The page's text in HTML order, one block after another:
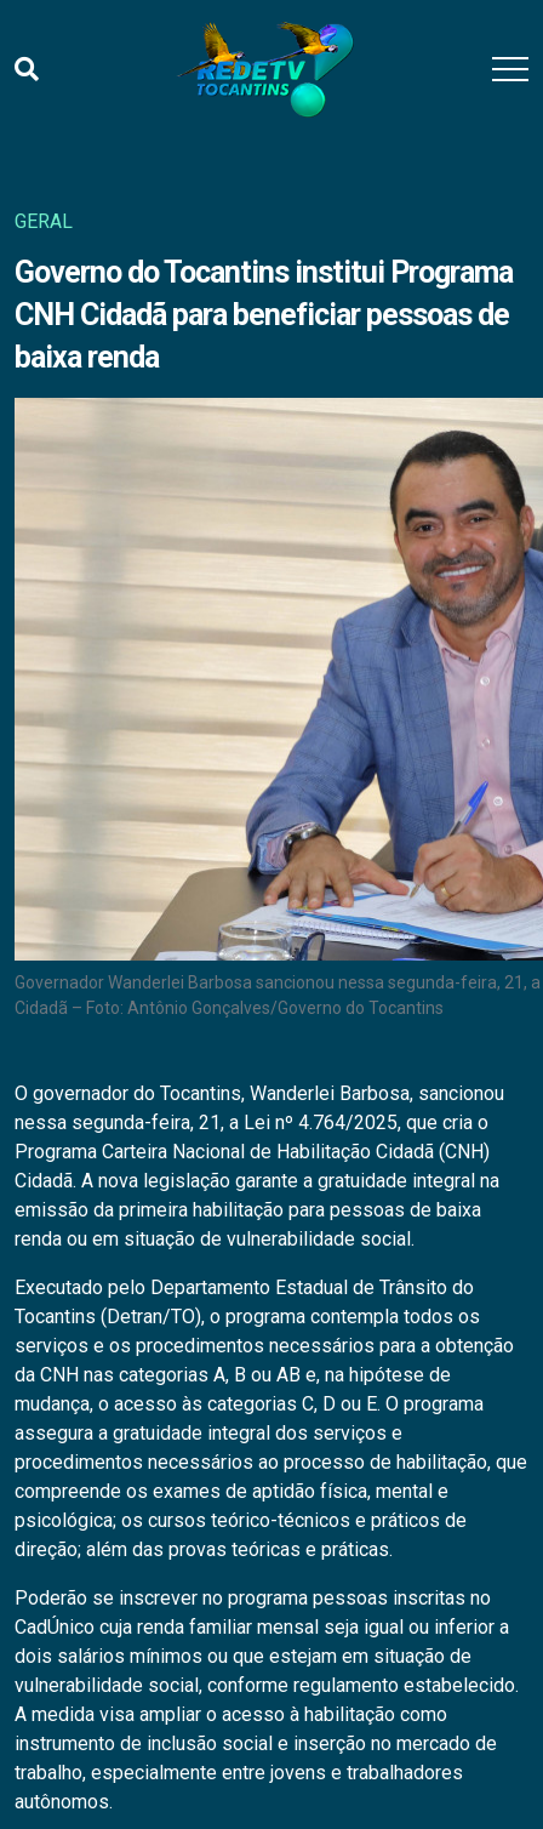
GERAL
Governo do Tocantins institui Programa
CNH Cidadã para beneficiar pessoas de
baixa renda
Governador Wanderlei Barbosa sancionou nessa segunda-feira, 21,
Cidadã – Foto: Antônio Gonçalves/Governo do Tocantins
O governador do Tocantins, Wanderlei Barbosa, sancionou
nessa segunda-feira, 21, a Lei nº 4.764/2025, que cria o
Programa Carteira Nacional de Habilitação Cidadã (CNH)
Cidadã. A nova legislação garante a gratuidade integral na
emissão da primeira habilitação para pessoas de baixa
renda ou em situação de vulnerabilidade social.
Executado pelo Departamento Estadual de Trânsito do
Tocantins (Detran/TO), o programa contempla todos os
serviços e os procedimentos necessários para a obtenção
da CNH nas categorias A, B ou AB e, na hipótese de
mudança, o acesso às categorias C, D ou E. O programa
assegura a gratuidade integral dos serviços e
procedimentos necessários ao processo de habilitação, que
compreende os exames de aptidão física, mental e
psicológica; os cursos teórico-técnicos e práticos de
direção; além das provas teóricas e práticas.
Poderão se inscrever no programa pessoas inscritas no
CadÚnico cuja renda familiar mensal seja igual ou inferior a
dois salários mínimos ou que estejam em situação de
vulnerabilidade social, conforme regulamento estabelecido.
A medida visa ampliar o acesso à habilitação como
instrumento de inclusão social e inserção no mercado de
trabalho, especialmente entre jovens e trabalhadores
autônomos.